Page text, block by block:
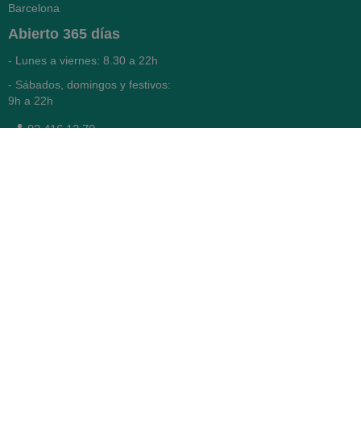
Barcelona
Abierto 365 días
- Lunes a viernes: 8.30 a 22h
- Sábados, domingos y festivos:
9h a 22h
93 416 12 70